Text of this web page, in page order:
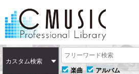
カスタム検索
楽曲
アルバム